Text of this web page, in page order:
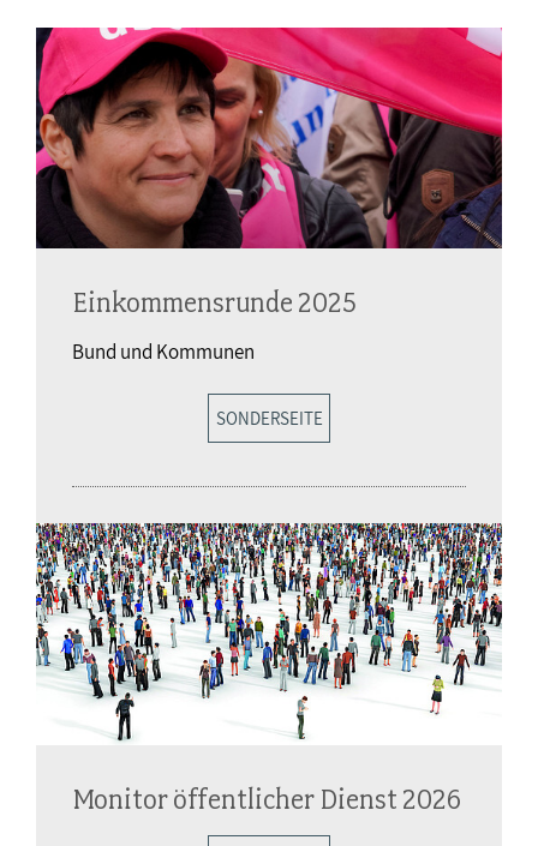
Einkommensrunde 2025
Bund und Kommunen
SONDERSEITE
Monitor öffentlicher Dienst 2026